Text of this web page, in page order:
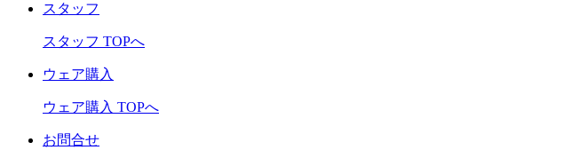
スタッフ
スタッフ TOPへ
ウェア購入
ウェア購入 TOPへ
お問合せ